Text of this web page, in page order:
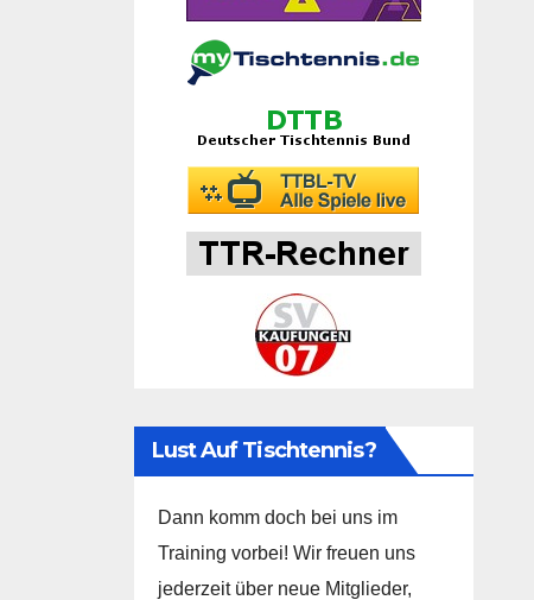
Lust Auf Tischtennis?
Dann komm doch bei uns im
Training vorbei! Wir freuen uns
jederzeit über neue Mitglieder,